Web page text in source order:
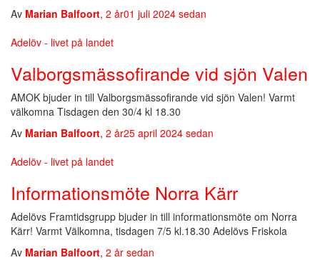
Av Marian Balfoort, 2 år01 juli 2024 sedan
Adelöv - livet på landet
Valborgsmässofirande vid sjön Valen
AMOK bjuder in till Valborgsmässofirande vid sjön Valen! Varmt
välkomna Tisdagen den 30/4 kl 18.30
Av Marian Balfoort, 2 år25 april 2024 sedan
Adelöv - livet på landet
Informationsmöte Norra Kärr
Adelövs Framtidsgrupp bjuder in till informationsmöte om Norra
Kärr! Varmt Välkomna, tisdagen 7/5 kl.18.30 Adelövs Friskola
Av Marian Balfoort, 2 år sedan